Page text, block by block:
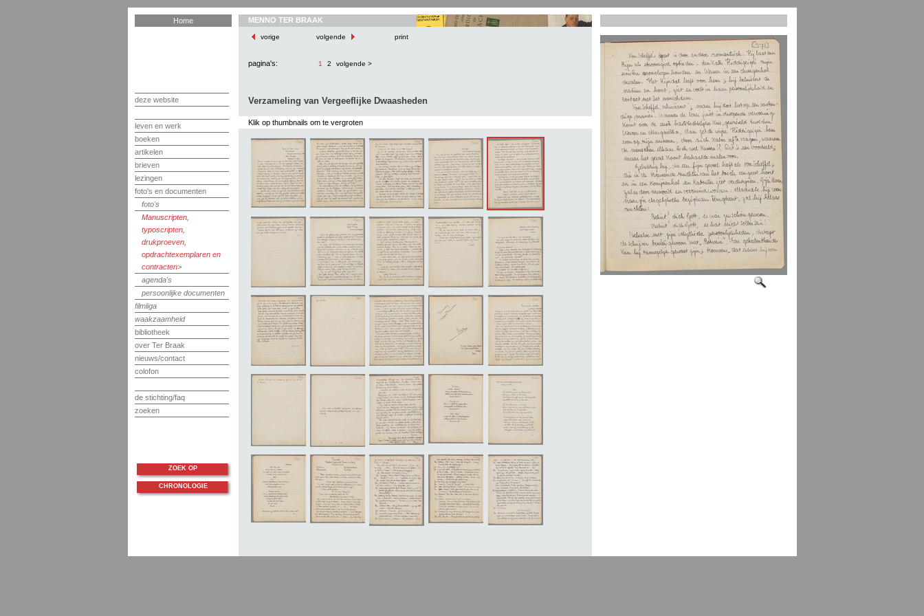
Home
deze website
leven en werk
boeken
artikelen
brieven
lezingen
foto's en documenten
foto's
Manuscripten,
typoscripten,
drukproeven,
opdrachtexemplaren en
contracten
agenda's
persoonlijke documenten
filmliga
waakzaamheid
bibliotheek
over Ter Braak
nieuws/contact
colofon
de stichting/faq
zoeken
MENNO TER BRAAK
vorige volgende print
pagina's: 1 2 volgende >
Verzameling van Vergeeflijke Dwaasheden
Klik op thumbnails om te vergroten
ZOEK OP
CHRONOLOGIE